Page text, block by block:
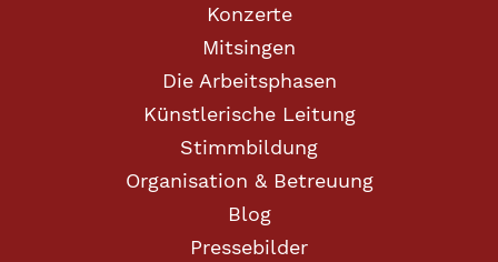
Konzerte
Mitsingen
Die Arbeitsphasen
Künstlerische Leitung
Stimmbildung
Organisation & Betreuung
Blog
Pressebilder